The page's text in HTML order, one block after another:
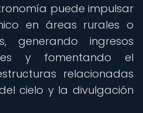
puede impulsar
en áreas rurales o
generando ingresos
y fomentando el
relacionadas
cielo y la divulgación